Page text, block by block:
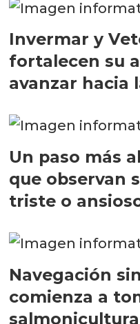
Invermar y
fortalecen su
avanzar hacia
Un paso más
que observan
triste o
Navegación
comienza a